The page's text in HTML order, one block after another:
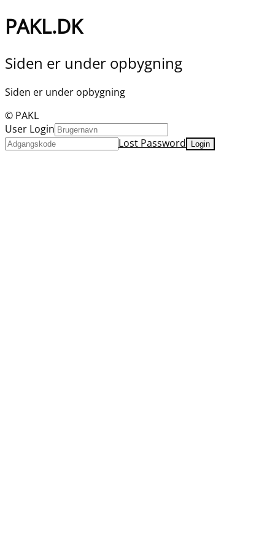
PAKL.DK
Siden er under opbygning
Siden er under opbygning
© PAKL
User Login
Lost Password